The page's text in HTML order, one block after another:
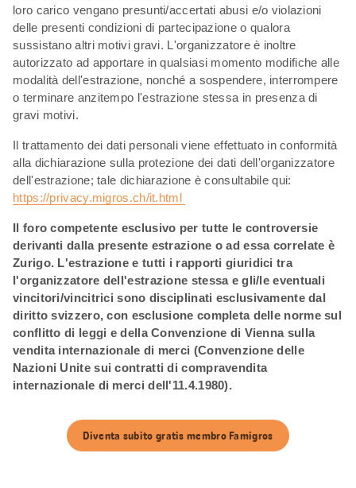
loro carico vengano presunti/accertati abusi e/o violazioni
delle presenti condizioni di partecipazione o qualora
sussistano altri motivi gravi. L'organizzatore è inoltre
autorizzato ad apportare in qualsiasi momento modifiche alle
modalità dell'estrazione, nonché a sospendere, interrompere
o terminare anzitempo l'estrazione stessa in presenza di
gravi motivi.
Il trattamento dei dati personali viene effettuato in conformità
alla dichiarazione sulla protezione dei dati dell'organizzatore
dell'estrazione; tale dichiarazione è consultabile qui:
https://privacy.migros.ch/it.html
Il foro competente esclusivo per tutte le controversie
derivanti dalla presente estrazione o ad essa correlate è
Zurigo. L'estrazione e tutti i rapporti giuridici tra
l'organizzatore dell'estrazione stessa e gli/le eventuali
vincitori/vincitrici sono disciplinati esclusivamente dal
diritto svizzero, con esclusione completa delle norme sul
conflitto di leggi e della Convenzione di Vienna sulla
vendita internazionale di merci (Convenzione delle
Nazioni Unite sui contratti di compravendita
internazionale di merci dell'11.4.1980).
Diventa subito gratis membro Famigros